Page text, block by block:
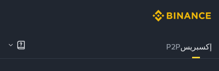
إكسبريسP2P